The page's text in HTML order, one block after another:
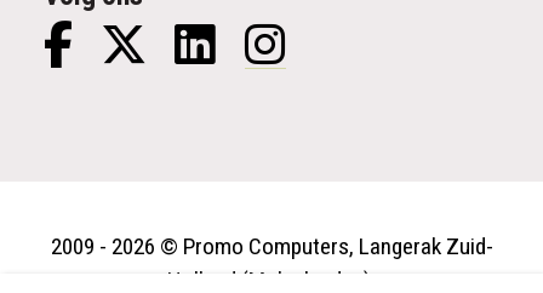
2009 - 2026 © Promo Computers, Langerak Zuid-
Holland (Molenlanden).